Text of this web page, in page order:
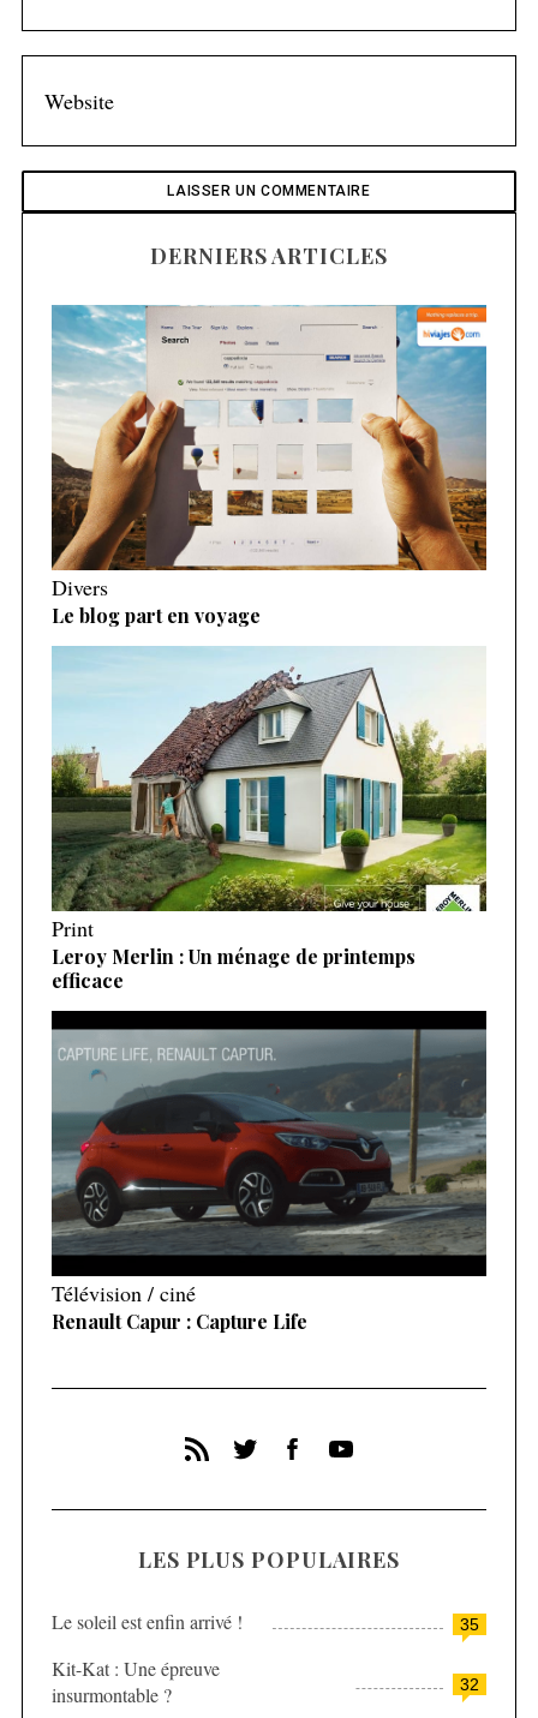
DERNIERS ARTICLES
Divers
Le blog part en voyage
Print
Leroy Merlin : Un ménage de printemps
efficace
Télévision / ciné
Renault Capur : Capture Life
LES PLUS POPULAIRES
35
Le soleil est enfin arrivé !
32
Kit-Kat : Une épreuve
insurmontable ?